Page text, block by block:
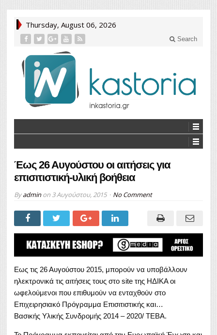
Thursday, August 06, 2026
Search
Έως 26 Αυγούστου οι αιτήσεις για
επισιτιστική-υλική βοήθεια
Byadminon 3 Αυγούστου, 2015 No Comment
Εως τις 26 Αυγούστου 2015, μπορούν να υποβάλλουν
ηλεκτρονικά τις αιτήσεις τους στο site της ΗΔΙΚΑ οι
ωφελούμενοι που επιθυμούν να ενταχθούν στο
Επιχειρησιακό Πρόγραμμα Επισιτιστικής και…
Βασικής Υλικής Συνδρομής 2014 – 2020/ ΤΕΒΑ.